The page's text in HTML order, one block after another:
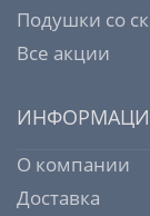
Подушки со
Все акции
О компании
Доставка